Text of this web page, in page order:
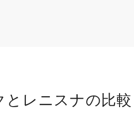
とレニスナの比較